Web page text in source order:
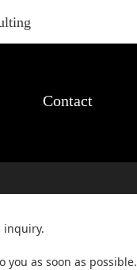
Contact
inquiry.
you as soon as possible.